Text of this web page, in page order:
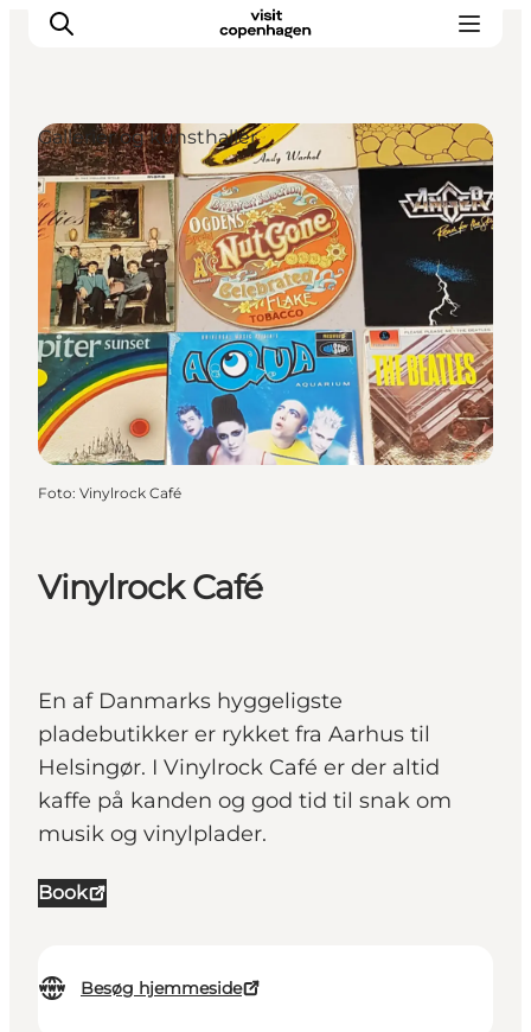
This is Copenhagen
Aktiviteter
Spis & drik
Områder
Planlæg din tur
CopenPay
Copenhagen Card
Vinylrock Café
En af Danmarks hyggeligste
pladebutikker er rykket fra Aarhus til
Helsingør. I Vinylrock Café er der altid
kaffe på kanden og god tid til snak om
musik og vinylplader.
Book
Besøg hjemmeside
Gallerier og kunsthaller
Foto: Vinylrock Café